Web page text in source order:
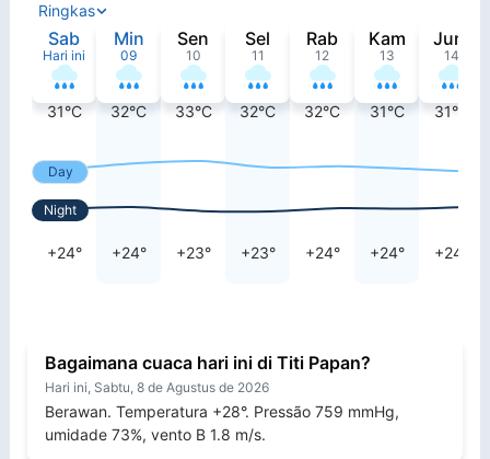
Ringkas
Sab
Hari ini
31°C
+24°
Min
09
32°C
+24°
Sen
10
33°C
+23°
Sel
11
32°C
+23°
Rab
12
32°C
+24°
Kam
13
31°C
+24°
Jum
14
31°C
+24°
Day
Night
Bagaimana cuaca hari ini di Titi Papan?
Hari ini, Sabtu, 8 de Agustus de 2026
Berawan. Temperatura +28°. Pressão 759 mmHg,
umidade 73%, vento B 1.8 m/s.